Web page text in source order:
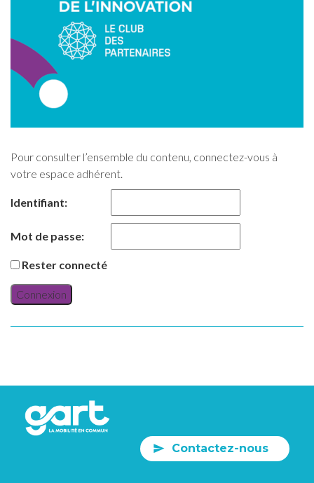
Pour consulter l’ensemble du contenu, connectez-vous à
votre espace adhérent.
Identifiant:
Mot de passe:
Rester connecté
Connexion
Contactez-nous